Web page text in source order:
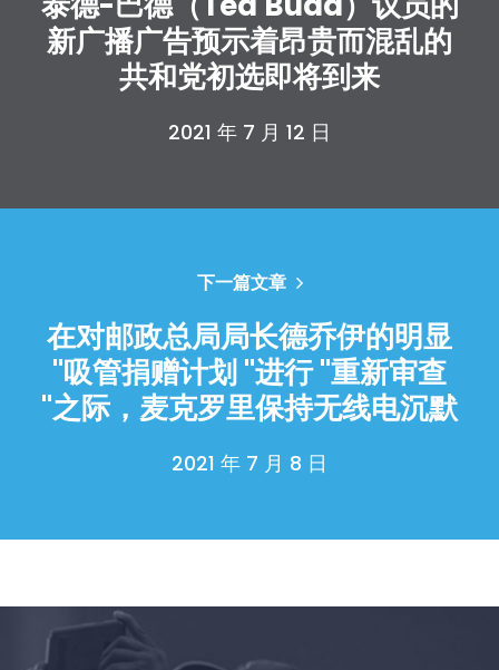
Take Back the Courts
新闻
行动
Vote
捐赠
新广播广告预示着昂贵而混乱的
共和党初选即将到来
2021 年 7 月 12 日
下一篇文章
在对邮政总局局长德乔伊的明显
"吸管捐赠计划 "进行 "重新审查
"之际，麦克罗里保持无线电沉默
2021 年 7 月 8 日